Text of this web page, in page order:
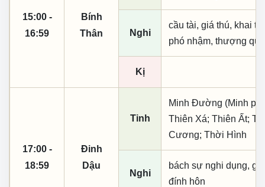
15:00 -
16:59
Bính
Thân
Nghi
cầu tài, giá thú, khai
phó nhậm, thượng
Kị
17:00 -
18:59
Đinh
Dậu
Tinh
Minh Đường (Minh
Thiên Xá; Thiên Ất;
Cương; Thời Hình
Nghi
bách sự nghi dụng,
đính hôn